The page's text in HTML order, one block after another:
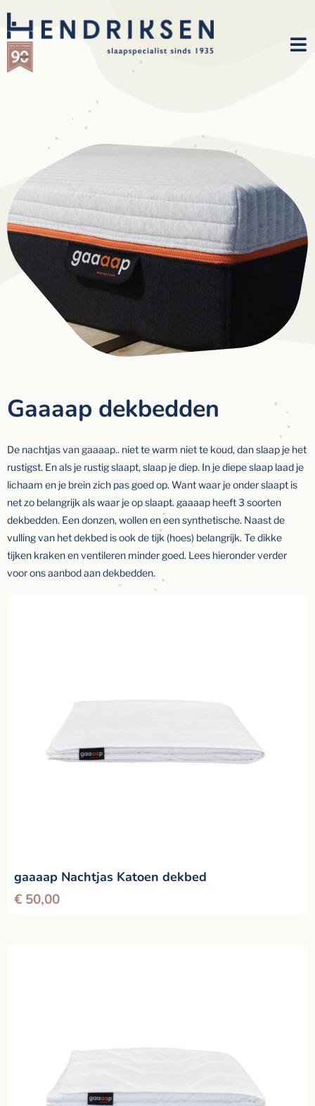
Gaaaap dekbedden
De nachtjas van gaaaap.. niet te warm niet te koud, dan slaap je het
rustigst. En als je rustig slaapt, slaap je diep. In je diepe slaap laad je
lichaam en je brein zich pas goed op. Want waar je onder slaapt is
net zo belangrijk als waar je op slaapt. gaaaap heeft 3 soorten
dekbedden. Een donzen, wollen en een synthetische. Naast de
vulling van het dekbed is ook de tijk (hoes) belangrijk. Te dikke
tijken kraken en ventileren minder goed. Lees hieronder verder
voor ons aanbod aan dekbedden.
gaaaap Nachtjas Katoen dekbed
€ 50,00